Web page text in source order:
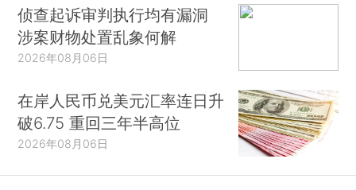
侦查起诉审判执行均有漏洞
涉案财物处置乱象何解
2026年08月06日
在岸人民币兑美元汇率连日升
破6.75 重回三年半高位
2026年08月06日